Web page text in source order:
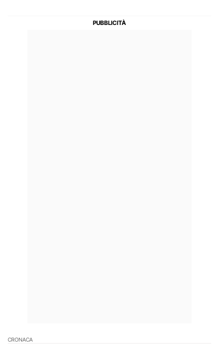
CRONACA